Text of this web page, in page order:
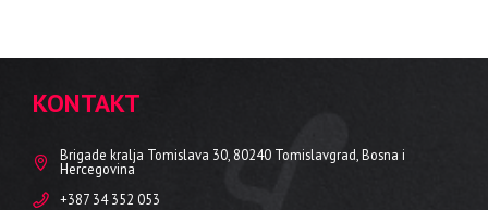
KONTAKT
Brigade kralja Tomislava 30, 80240 Tomislavgrad, Bosna i
Hercegovina
+387 34 352 053